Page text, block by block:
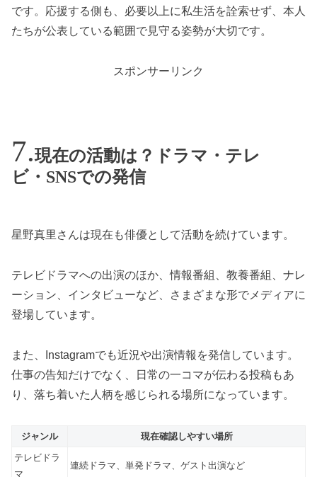
です。応援する側も、必要以上に私生活を詮索せず、本人
たちが公表している範囲で見守る姿勢が大切です。
スポンサーリンク
現在の活動は？ドラマ・テレ
ビ・SNSでの発信
星野真里さんは現在も俳優として活動を続けています。
テレビドラマへの出演のほか、情報番組、教養番組、ナレ
ーション、インタビューなど、さまざまな形でメディアに
登場しています。
また、Instagramでも近況や出演情報を発信しています。
仕事の告知だけでなく、日常の一コマが伝わる投稿もあ
り、落ち着いた人柄を感じられる場所になっています。
ジャンル
現在確認しやすい場所
テレビドラ
マ
連続ドラマ、単発ドラマ、ゲスト出演など